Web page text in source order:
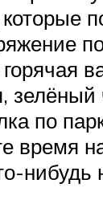
зелёный
по
время
нибудь